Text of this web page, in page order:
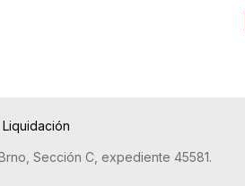
Liquidación
Sección C, expediente 45581.